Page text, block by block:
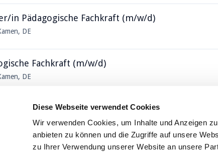
Diese Webseite verwendet Cookies
Wir verwenden Cookies, um Inhalte und Anzeigen
anbieten zu können und die Zugriffe auf unsere
zu Ihrer Verwendung unserer Website an unsere
in Pädagogische Fachkraft (m/w/d)
DE
Fachkraft (m/w/d)
DE